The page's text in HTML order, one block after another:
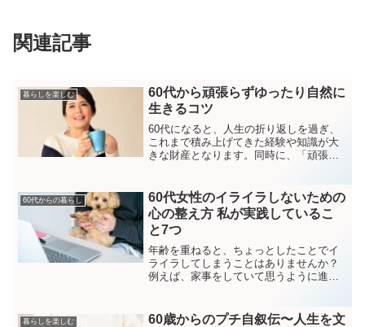
関連記事
暮らしを楽しむ
60代から頑張らずゆったり自然に
生きるコツ
60代になると、人生の折り返しを過ぎ、
これまで積み上げてきた経験や知識が大
きな財産となります。同時に、「頑張り
ます。ここでは、頑張らずにゆったりと
自然に生きるためのヒン...
60代からの暮らし
60代女性のイライラしないための
心の整え方 私が実践しているこ
と7つ
年齢を重ねると、ちょっとしたことでイ
ライラしてしまうことはありませんか？
例えば、家事をしていて思うように進ま
化や生活リズムの変化に伴い、ストレス
暮らしを楽しむ
60歳からのプチ自叙伝〜人生を文